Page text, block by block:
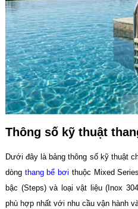
Thông số kỹ thuật
Dưới đây là bảng thông số kỹ thuật
dòng thang bể bơi thuộc Mixed
bậc (Steps) và loại vật liệu (Inox
phù hợp nhất với nhu cầu vận hành